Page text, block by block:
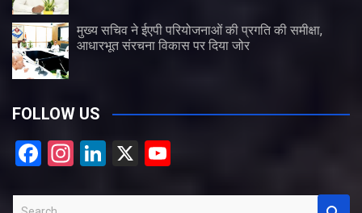
मुख्य सचिव ने ईएपी परियोजनाओं की प्रगति की समीक्षा,
आधारभूत संरचना विकास पर दिया जोर
FOLLOW US
F
ce
In
a
Li
ke
X
u